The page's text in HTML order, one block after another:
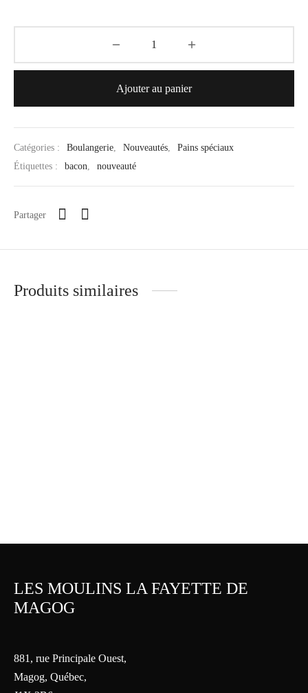
Ajouter au panier
Catégories : Boulangerie, Nouveautés,
Pains spéciaux
Étiquettes :
bacon nouveauté
Partager
Produits similaires
LES MOULINS LA FAYETTE DE
MAGOG
881, rue Principale Ouest,
Magog, Québec,